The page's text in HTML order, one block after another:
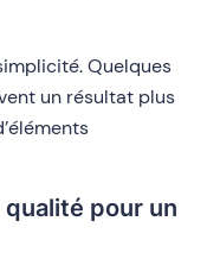
Quelques
un résultat plus
pour un